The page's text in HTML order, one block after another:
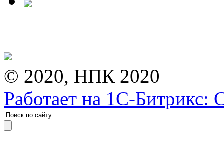
© 2020, НПК 2020
Работает на 1С-Битрикс: